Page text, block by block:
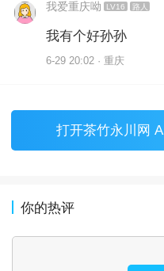
我爱重庆呦 LV16 路人
我有个好孙孙
6-29 20:02 · 重庆
打开茶竹永川网
你的热评